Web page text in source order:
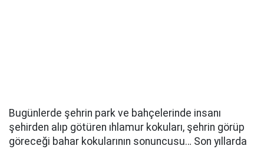
Bugünlerde şehrin park ve bahçelerinde insanı
şehirden alıp götüren ıhlamur kokuları, şehrin görüp
göreceği bahar kokularının sonuncusu… Son yıllarda